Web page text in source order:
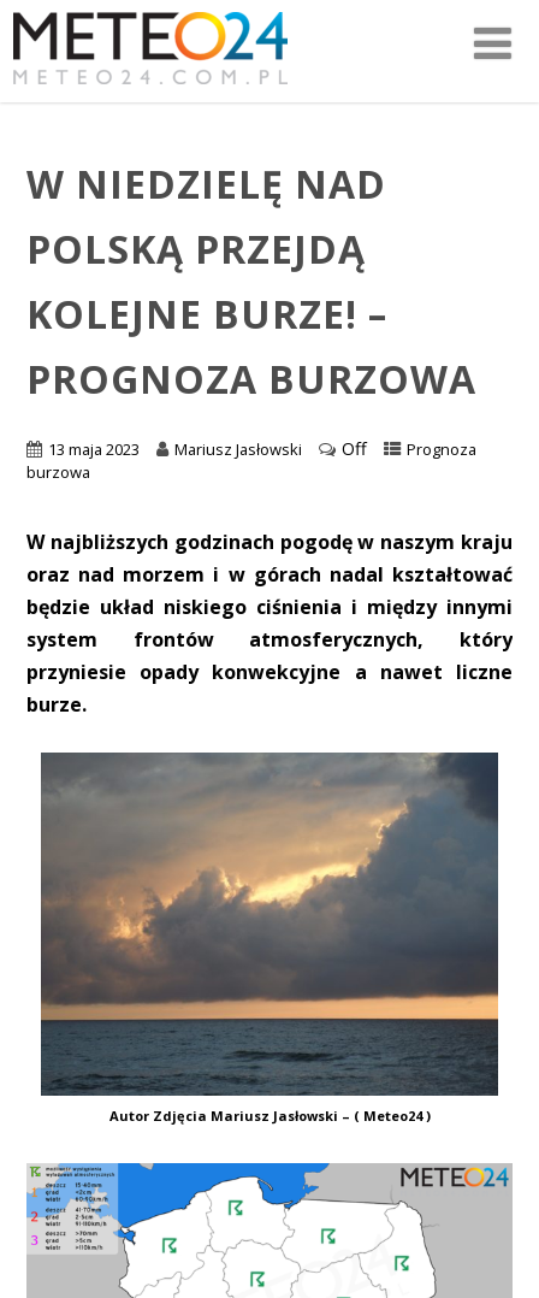
W NIEDZIELĘ NAD
POLSKĄ PRZEJDĄ
KOLEJNE BURZE! –
PROGNOZA BURZOWA
13 maja 2023 Mariusz Jasłowski Off
Prognoza
burzowa
W najbliższych godzinach pogodę w naszym kraju
oraz nad morzem i w górach nadal kształtować
będzie układ niskiego ciśnienia i między innymi
system frontów atmosferycznych, który
przyniesie opady konwekcyjne a nawet liczne
burze.
Autor Zdjęcia Mariusz Jasłowski – ( Meteo24 )